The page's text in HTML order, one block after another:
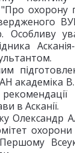
охорону
Особливу
академіка
в Асканії.
Олександр